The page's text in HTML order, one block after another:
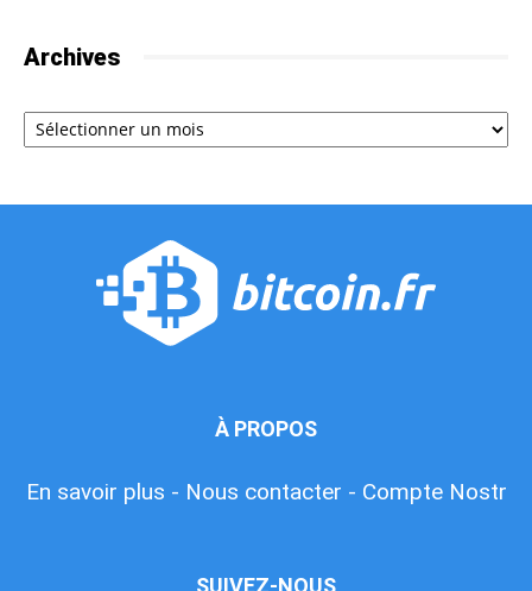
Archives
Archives
À PROPOS
En savoir plus - Nous contacter - Compte Nostr
SUIVEZ-NOUS